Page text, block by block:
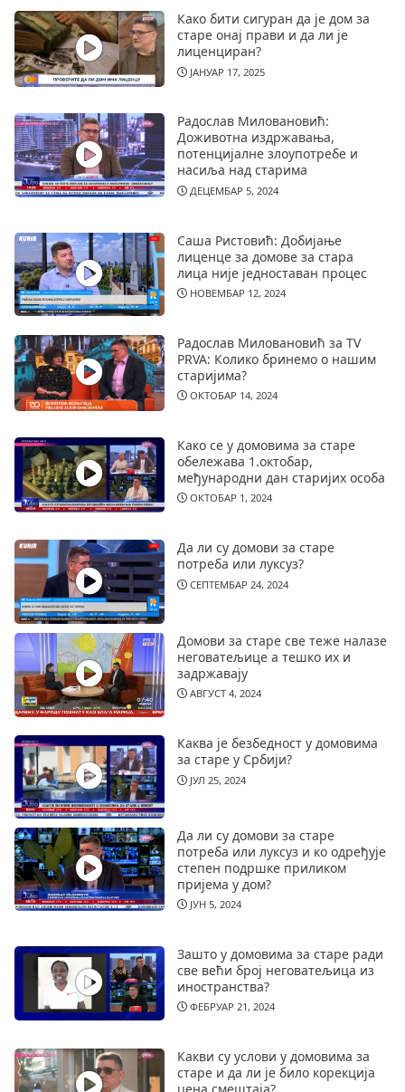
Како бити сигуран да је дом за
старе онај прави и да ли је
лиценциран?
ЈАНУАР 17, 2025
Радослав Миловановић:
Доживотна издржавања,
потенцијалне злоупотребе и
насиља над старима
ДЕЦЕМБАР 5, 2024
Саша Ристовић: Добијање
лиценце за домове за стара
лица није једноставан процес
НОВЕМБАР 12, 2024
Радослав Миловановић за TV
PRVA: Колико бринемо о нашим
старијима?
ОКТОБАР 14, 2024
Како се у домовима за старе
обележава 1.октобар,
међународни дан старијих особа
ОКТОБАР 1, 2024
Да ли су домови за старе
потреба или луксуз?
СЕПТЕМБАР 24, 2024
Домови за старе све теже налазе
неговатељице а тешко их и
задржавају
АВГУСТ 4, 2024
Каква је безбедност у домовима
за старе у Србији?
ЈУЛ 25, 2024
Да ли су домови за старе
потреба или луксуз и ко одређује
степен подршке приликом
пријема у дом?
ЈУН 5, 2024
Зашто у домовима за старе ради
све већи број неговатељица из
иностранства?
ФЕБРУАР 21, 2024
Какви су услови у домовима за
старе и да ли је било корекција